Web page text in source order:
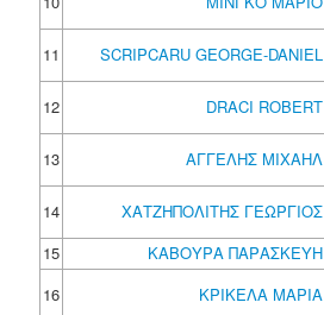
11
SCRIPCARU GEORGE-DANIEL
12
DRACI ROBERT
13
ΑΓΓΕΛΗΣ ΜΙΧΑΗΛ
14
ΧΑΤΖΗΠΟΛΙΤΗΣ ΓΕΩΡΓΙΟΣ
15
ΚΑΒΟΥΡΑ ΠΑΡΑΣΚΕΥΗ
16
ΚΡΙΚΕΛΑ ΜΑΡΙΑ